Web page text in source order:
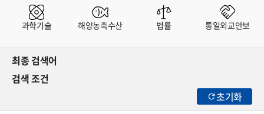
과학기술 해양농축수산 법률 통일외교안보
최종 검색어
검색 조건
초기화